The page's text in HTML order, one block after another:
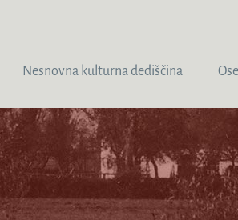
Nesnovna kulturna dediščina